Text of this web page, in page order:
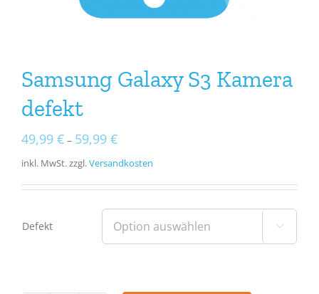
Samsung Galaxy S3 Kamera
defekt
49,99 € – 59,99 €
inkl. MwSt.zzgl.Versandkosten
Defekt 